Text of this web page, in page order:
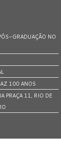
GRADUAÇÃO NO
100 ANOS
PRAÇA 11, RIO DE